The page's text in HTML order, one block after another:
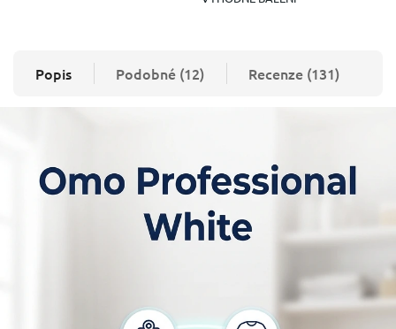
Popis Podobné (12) Recenze (131)